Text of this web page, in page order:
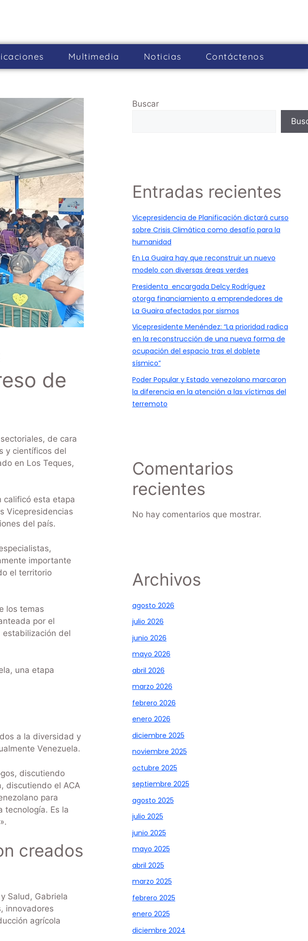
Multimedia Noticias Cont­áctenos
de
de cara
y científicos del
en Los Teques,
calificó esta etapa
Vicepresidencias
del país.
importante
el territorio
los temas
por el
estabilización del
una etapa
a la diversidad y
Venezuela.
discutiendo
discutiendo el ACA
para
tecnología. Es la
creados
Salud, Gabriela
innovadores
agrícola
Buscar
Entradas recientes
Vicepresidencia de Planificación dictará curso
sobre Crisis Climática como desafío para la
humanidad
En La Guaira hay que reconstruir un nuevo
modelo con diversas áreas verdes
Presidenta encargada Delcy Rodríguez
otorga financiamiento a emprendedores de
La Guaira afectados por sismos
Vicepresidente Menéndez: “La prioridad radica
en la reconstrucción de una nueva forma de
ocupación del espacio tras el doblete
sísmico”
Poder Popular y Estado venezolano marcaron
la diferencia en la atención a las víctimas del
terremoto
Comentarios
recientes
No hay comentarios que mostrar.
Archivos
agosto 2026
julio 2026
junio 2026
mayo 2026
abril 2026
marzo 2026
febrero 2026
enero 2026
diciembre 2025
noviembre 2025
octubre 2025
septiembre 2025
agosto 2025
julio 2025
junio 2025
mayo 2025
abril 2025
marzo 2025
febrero 2025
enero 2025
diciembre 2024